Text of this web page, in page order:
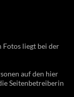
Fotos liegt bei der
auf den hier
Seitenbetreiberin